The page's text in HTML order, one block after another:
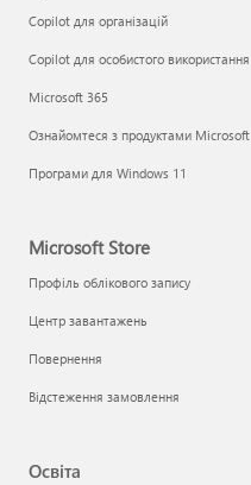
Copilot для організацій
Copilot для особистого використання
Microsoft 365
Ознайомтеся з продуктами Microsoft
Програми для Windows 11
Microsoft Store
Профіль облікового запису
Центр завантажень
Повернення
Відстеження замовлення
Освіта